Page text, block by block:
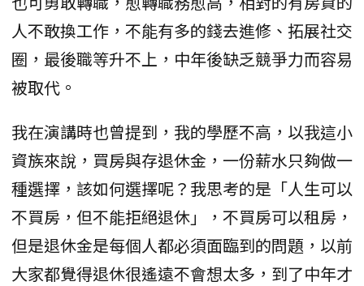
人不敢換工作，不能有多的錢去進修、拓展社交
圈，最後職等升不上，中年後缺乏競爭力而容易
被取代。
我在演講時也曾提到，我的學歷不高，以我這小
資族來說，買房與存退休金，一份薪水只夠做一
種選擇，該如何選擇呢？我思考的是「人生可以
不買房，但不能拒絕退休」，不買房可以租房，
但是退休金是每個人都必須面臨到的問題，以前
大家都覺得退休很遙遠不會想太多，到了中年才